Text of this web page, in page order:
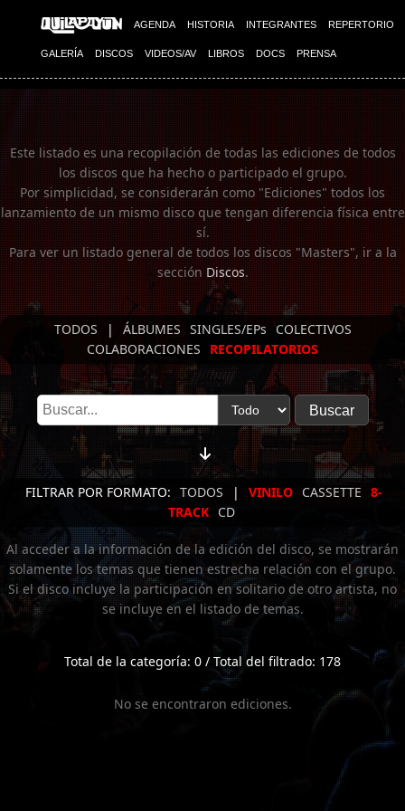
AGENDA HISTORIA INTEGRANTES REPERTORIO
GALERÍA DISCOS VIDEOS/AV LIBROS DOCS PRENSA
Imagen 01
Este listado es una recopilación de todas las ediciones de todos
los discos que ha hecho o participado el grupo.
Por simplicidad, se considerarán como "Ediciones" todos los
lanzamiento de un mismo disco que tengan diferencia física entre
sí.
Para ver un listado general de todos los discos "Masters", ir a la
secciónDiscos.
TODOS | ÁLBUMES SINGLES/EPs
COLECTIVOS
COLABORACIONES
RECOPILATORIOS
FILTRAR POR FORMATO: TODOS | VINILO CASSETTE 8-
TRACK
CD
Al acceder a la información de la edición del disco, se mostrarán
solamente los temas que tienen estrecha relación con el grupo.
Si el disco incluye la participación en solitario de otro artista, no
se incluye en el listado de temas.
Total de la categoría: 0 / Total del filtrado: 178
No se encontraron ediciones.